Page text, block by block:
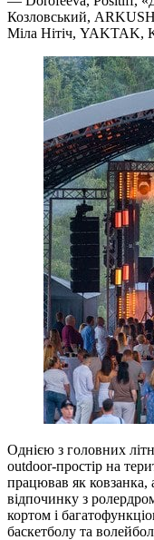
Козловський,
Міла Нітіч, YAKTAK,
Однією з головних
outdoor-простір на
працював як ковзанка,
відпочинку з
кортом і
баскетболу та